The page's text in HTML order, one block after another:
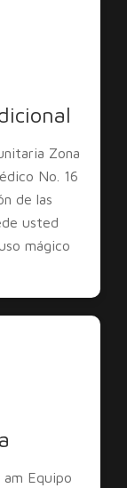
Zona
No. 16
de las
usted
mágico
Equipo